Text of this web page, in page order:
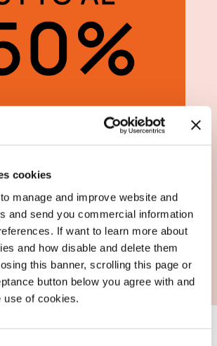
cookies
manage and improve website and
and send you commercial information
If want to learn more about
and how disable and delete them
this banner, scrolling this page or
button below you agree with and
use of cookies.
AL -50%!
fino al -50% sulla Collezione
ti aspettiamo in negozio e